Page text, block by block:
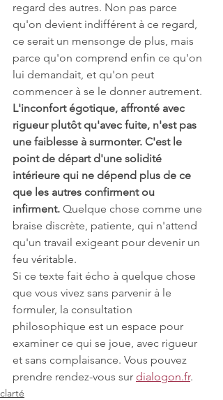
regard des autres. Non pas parce
qu'on devient indifférent à ce regard,
ce serait un mensonge de plus, mais
parce qu'on comprend enfin ce qu'on
lui demandait, et qu'on peut
commencer à se le donner autrement.
L'inconfort égotique, affronté avec
rigueur plutôt qu'avec fuite, n'est pas
une faiblesse à surmonter. C'est le
point de départ d'une solidité
intérieure qui ne dépend plus de ce
que les autres confirment ou
infirment. Quelque chose comme une
braise discrète, patiente, qui n'attend
qu'un travail exigeant pour devenir un
feu véritable.
Si ce texte fait écho à quelque chose
que vous vivez sans parvenir à le
formuler, la consultation
philosophique est un espace pour
examiner ce qui se joue, avec rigueur
et sans complaisance. Vous pouvez
prendre rendez-vous sur dialogon.fr.
clarté